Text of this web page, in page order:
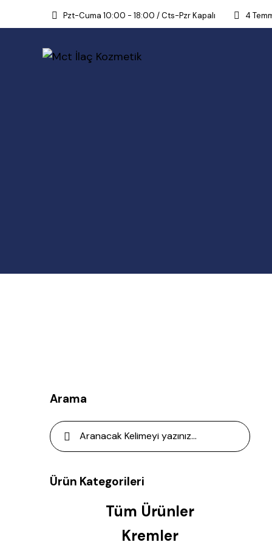
Pzt-Cuma 10:00 - 18:00 / Cts-Pzr Kapalı 4
Arama
Ürün Kategorileri
Tüm Ürünler
Kremler